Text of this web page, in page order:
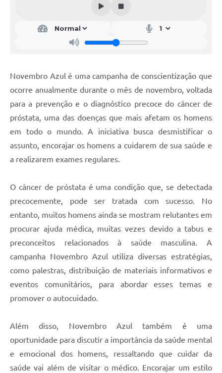
Secretarias
Novembro Azul é uma campanha de conscientização que
ocorre anualmente durante o mês de novembro, voltada
para a prevenção e o diagnóstico precoce do câncer de
próstata, uma das doenças que mais afetam os homens
em todo o mundo. A iniciativa busca desmistificar o
assunto, encorajar os homens a cuidarem de sua saúde e
a realizarem exames regulares.
O câncer de próstata é uma condição que, se detectada
precocemente, pode ser tratada com sucesso. No
entanto, muitos homens ainda se mostram relutantes em
procurar ajuda médica, muitas vezes devido a tabus e
preconceitos relacionados à saúde masculina. A
campanha Novembro Azul utiliza diversas estratégias,
como palestras, distribuição de materiais informativos e
eventos comunitários, para abordar esses temas e
promover o autocuidado.
Além disso, Novembro Azul também é uma
oportunidade para discutir a importância da saúde mental
e emocional dos homens, ressaltando que cuidar da
saúde vai além de visitar o médico. Encorajar um estilo